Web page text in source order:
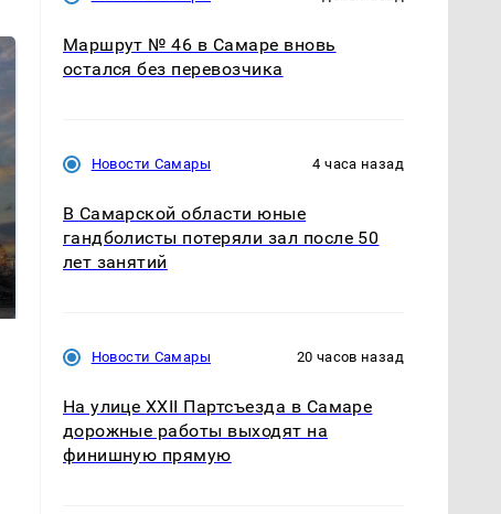
В магазинах России
СМИ: В Химках на
Маршрут № 46 в Самаре вновь
остался без перевозчика
Новости Самары 4 часа назад
В Самарской области юные
гандболисты потеряли зал после 50
лет занятий
Новости Самары 20 часов назад
На улице XXII Партсъезда в Самаре
дорожные работы выходят на
финишную прямую